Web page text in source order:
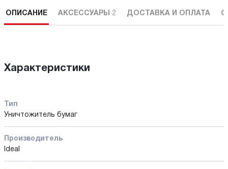
ОПИСАНИЕ АКСЕССУАРЫ 2 ДОСТАВКА И ОПЛАТА
Характеристики
Тип
Уничтожитель бумаг
Производитель
Ideal